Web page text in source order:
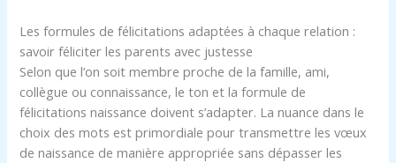
Les formules de félicitations adaptées à chaque relation :
savoir féliciter les parents avec justesse
Selon que l’on soit membre proche de la famille, ami,
collègue ou connaissance, le ton et la formule de
félicitations naissance doivent s’adapter. La nuance dans le
choix des mots est primordiale pour transmettre les vœux
de naissance de manière appropriée sans dépasser les